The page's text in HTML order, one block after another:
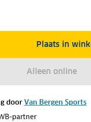
Plaats in
Alleen online
door Van Bergen Sports
partner